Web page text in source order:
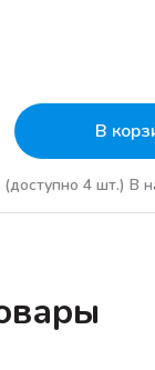
В
(доступно 4 шт.) В